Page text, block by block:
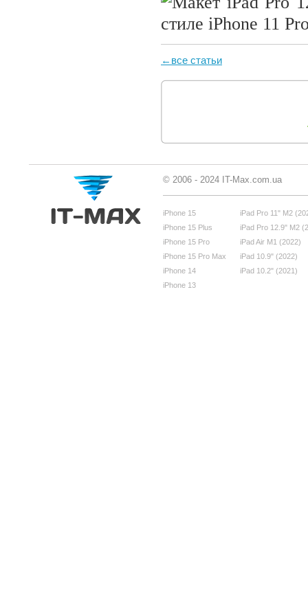
←все статьи
© 2006 - 2024 IT-Max.com.ua
iPhone 15
iPhone 15 Plus
iPhone 15 Pro
iPhone 15 Pro Max
iPhone 14
iPhone 13
iPad Pro 11" M2
iPad Pro 12.9" M2
iPad Air M1 (2022)
iPad 10.9" (2022)
iPad 10.2" (2021)